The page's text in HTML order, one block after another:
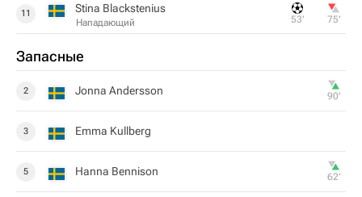
11 Stina Blackstenius
Нападающий 53‎’‎ 75‎’‎
Запасные
2 Jonna Andersson 90‎’‎
3 Emma Kullberg
5 Hanna Bennison 62‎’‎